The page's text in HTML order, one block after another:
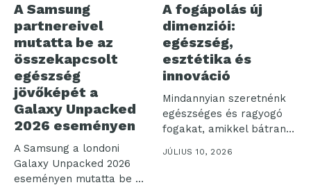
A Samsung
partnereivel
mutatta be az
összekapcsolt
egészség
jövőképét a
Galaxy Unpacked
2026 eseményen
A Samsung a londoni
Galaxy Unpacked 2026
eseményen mutatta be a
A fogápolás új
dimenziói:
egészség,
esztétika és
innováció
Mindannyian szeretnénk
egészséges és ragyogó
fogakat, amikkel bátran
mosolyoghatunk a világra.
JÚLIUS 10, 2026